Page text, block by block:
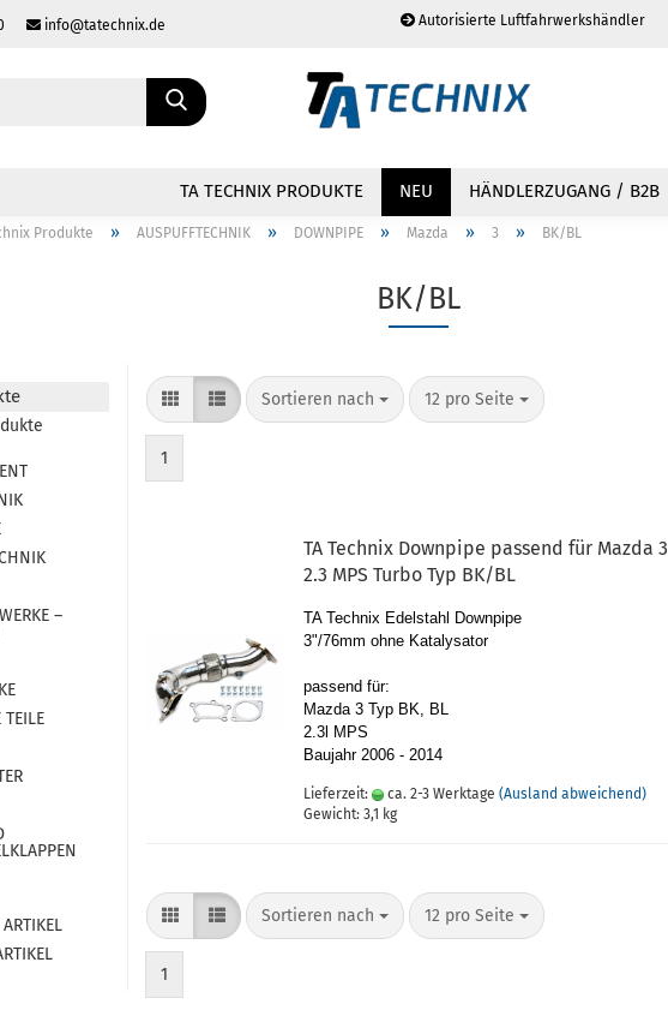
info@tatechnix.de Autorisierte Luftfahrwerkshändler
Sprache auswählen
Passwort vergessen?
TA TECHNIX PRODUKTE NEU HÄNDLERZUGANG / B2B
Produkte » AUSPUFFTECHNIK » DOWNPIPE » Mazda » 3 » BK/BL
BK/BL
–
TEILE
Sortieren nach 12 pro Seite
1
TA Tech­nix Down­pi­pe pas­send für Mazda 3
2.3 MPS Turbo Typ BK/BL
TA Tech­nix Edel­stahl Down­pi­pe
3"/76mm ohne Ka­ta­ly­sa­tor
pas­send für:
Mazda 3 Typ BK, BL
2.3l MPS
Bau­jahr 2006 - 2014
Lieferzeit: ca. 2-3 Werktage (Ausland abweichend)
Gewicht: 3,1 kg
Sortieren nach 12 pro Seite
1